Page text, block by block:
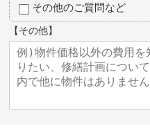
その他のご質問など
【その他】